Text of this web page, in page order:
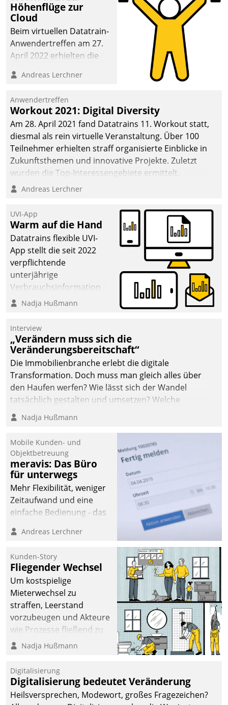
Höhenflüge zur
Cloud
Beim virtuellen Datatrain-
Anwendertreffen am 27.
April 2022 erhielten die
Teilnehmer kurzweilige
Cloud-Strategien und -
Lösungen mit hohem
Zukunftspotenzial.
Andreas Lerchner
Anwendertreffen
Workout 2021: Digital Diversity
Am 28. April 2021 fand Datatrains 11. Workout statt,
diesmal als rein virtuelle Veranstaltung. Über 100
Teilnehmer erhielten straff organisierte Einblicke in
Zukunftsthemen und innovative Projekte. Zuletzt
wurden die Top-Interessengebiete ermittelt.
Andreas Lerchner
UVI-App
Warm auf die Hand
Datatrains flexible UVI-
App stellt die seit 2022
verpflichtende
unterjährige
Verbrauchsinformation
schnell, zuverlässig und
Die monatlichen
Mitteilungen zum
Heizungs- und
Wasserverbrauch gehen
automatisiert, vollständig
und auf Wunsch über
mehrere zuvor
Kommunikationswege bei
Nadja Hußmann
Interview
„Verändern muss sich die
Veränderungsbereitschaft“
Die Immobilienbranche erlebt die digitale
Transformation. Doch muss man gleich alles über
den Haufen werfen? Wie lässt sich der Wandel
tatsächlich gestalten und umsetzen? Welche
Argumente zählen wirklich?
Nadja Hußmann
Mobile Kunden- und
Objektbetreuung
meravis: Das Büro
für unterwegs
Mehr Flexibilität, weniger
Zeitaufwand und eine
einfache Bedienung - das
Cockpit für mobile
Datatrain. Die meravis
Wohnungsbau- und
Immobilien GmbH hat
sich dabei für den Betrieb
der Lösung über die SAP
Cloud Platform
entschieden - als erstes
Unternehmen am
Andreas Lerchner
Kunden-Story
Fliegender Wechsel
Um kostspielige
Mieterwechsel zu
straffen, Leerstand
vorzubeugen und Akteure
wie Prozesse fließend zu
vernetzen, nutzt die
Jahresbeginn eine
Überblick, Einsicht und
Eingriff bietende Lösung.
Nadja Hußmann
Digitalisierung
Digitalisierung bedeutet Veränderung
Heilsversprechen, Modewort, großes Fragezeichen?